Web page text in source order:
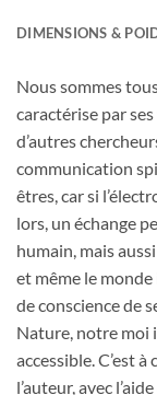
DIMENSIONS &
Nous sommes
caractérise par
d’autres
communication
êtres, car si
lors, un échange
humain, mais
et même le
de conscience de
Nature, notre moi
accessible. C’est
l’auteur, avec